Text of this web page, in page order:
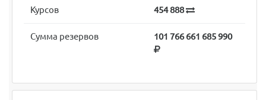
Курсов 454 888
Сумма резервов 101 766 661 685 990